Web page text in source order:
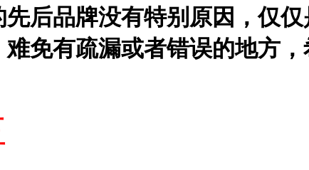
后品牌没有特别原因，仅
免有疏漏或者错误的地方